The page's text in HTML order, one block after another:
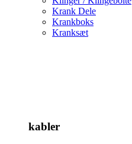
Krank Dele
Krankboks
Kranksæt
kabler